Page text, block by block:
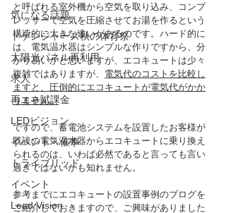
気になる話題
ドゲンジャーズ秋の体育祭
太陽光パネル再利用
求人
再エネ賦課金
LEDビジョン
イベント・催事
トライブリッド
イベント
Lead Vision
と呼ばれる室外機から空気を取り込み、コンプ
レッサーで空気を圧縮させてお湯を作るという
構造的に大きな違いがあるのです。ハード的に
は、電気温水器はシンプルな作りですから、分
かり易いかと思いますが、エコキュートは少々
複雑ではありますが、 電気代のコストを比較し
ますと、圧倒的にエコキュートが電気代がかか
りません。
ですので、蓄電池システムを設置したお客様が
既設の電気温水器からエコキュートに乗り換え
られるのは、いわば必然であると言っても言い
過ぎではないかも知れません。
参考までにエコキュートの設置事例のブログを
ご紹介しておきますので、ご興味がありました